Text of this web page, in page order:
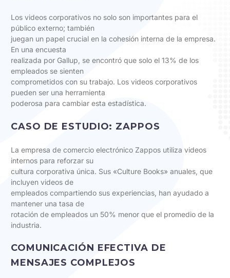
Los videos corporativos no solo son importantes para el
público externo; también
juegan un papel crucial en la cohesión interna de la empresa.
En una encuesta
realizada por Gallup, se encontró que solo el 13% de los
empleados se sienten
comprometidos con su trabajo. Los videos corporativos
pueden ser una herramienta
poderosa para cambiar esta estadística.
CASO DE ESTUDIO: ZAPPOS
La empresa de comercio electrónico Zappos utiliza videos
internos para reforzar su
cultura corporativa única. Sus «Culture Books» anuales, que
incluyen videos de
empleados compartiendo sus experiencias, han ayudado a
mantener una tasa de
rotación de empleados un 50% menor que el promedio de la
industria.
COMUNICACIÓN EFECTIVA DE
MENSAJES COMPLEJOS